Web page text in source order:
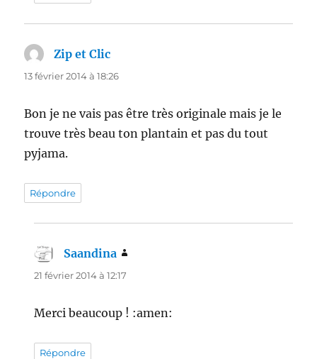
Zip et Clic
13 février 2014 à 18:26
Bon je ne vais pas être très originale mais je le
trouve très beau ton plantain et pas du tout
pyjama.
Répondre
Saandina
21 février 2014 à 12:17
Merci beaucoup ! :amen:
Répondre